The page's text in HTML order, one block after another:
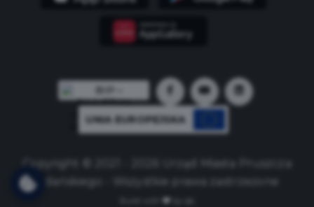
UNIA EUROPEJSKA
Copyright © 2021 - 2026 Urząd Miasta Pruszcza
Gdańskiego - Wszystkie prawa zastrzeżone